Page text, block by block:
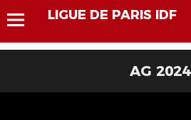
LIGUE DE PARIS IDF
AG 2024